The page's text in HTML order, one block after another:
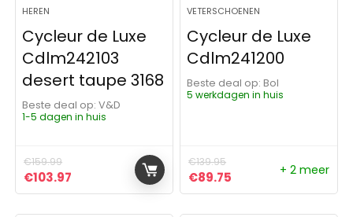
HEREN
Cycleur de Luxe
Cdlm242103
desert taupe 3168
Beste deal op:
V&D
1-5 dagen in huis
€159.99
Oorspronkelijke prijs was: €159.99.
€103.97 Huidige prijs is: €103.97.
VETERSCHOENEN
Cycleur de Luxe
Cdlm241200
Beste deal op:
Bol
5 werkdagen in huis
€139.95
Oorspronkelijke prijs was:
€89.75 Huidige prijs is:
+ 2 meer